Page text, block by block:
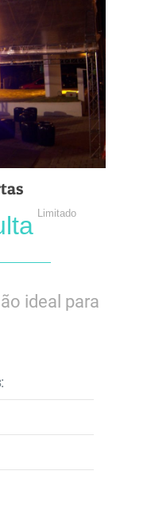
Limitado
ideal para
: